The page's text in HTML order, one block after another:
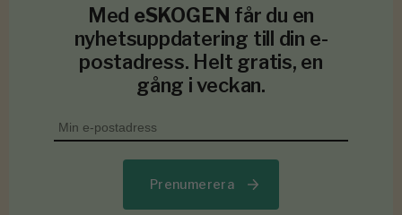
Med eSKOGEN får du en
nyhetsuppdatering till din e-
postadress. Helt gratis, en
gång i veckan.
Prenumerera